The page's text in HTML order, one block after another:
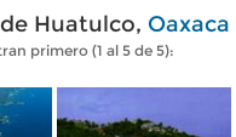
Huatulco, Oaxaca
primero (1 al 5 de 5):